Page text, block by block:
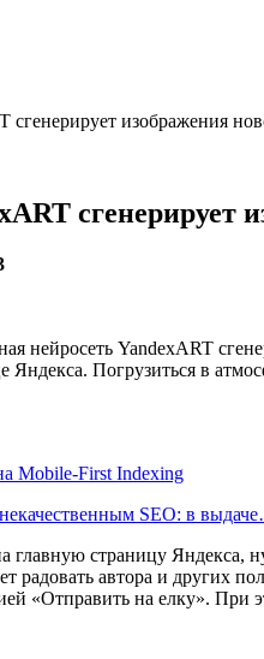
сгенерирует изображения
сгенерирует
нейросеть YandexART
Яндекса. Погрузиться в
Mobile-First Indexing
SEO: в
главную страницу Яндекса,
радовать автора и других
«Отправить на елку».